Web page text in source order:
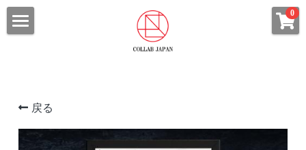
0
ALL SHOP
ITEM CATEGORY
戻る
×
ストアカテゴリー
浮世絵